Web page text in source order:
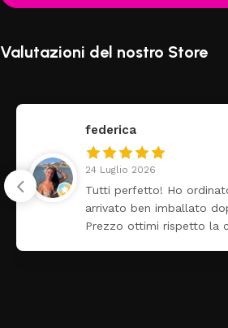
Valutazioni del nostro Store
federica
24 Luglio 2026
Tutti perfetto! Ho
arrivato ben imballato
Prezzo ottimi rispetto la